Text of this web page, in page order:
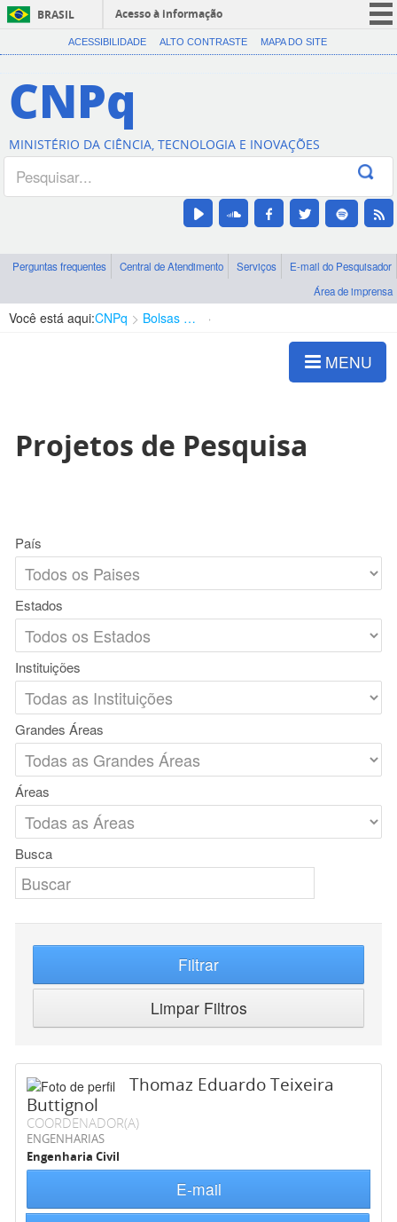
BRASIL
Acesso à informação
CORONAVÍRUS (COVID-19)
Canais
ACESSIBILIDADE ALTO CONTRASTE MAPA DO SITE
CNPq
MINISTÉRIO DA CIÊNCIA, TECNOLOGIA E INOVAÇÕES
Perguntas frequentes Central de Atendimento Serviços
E-mail do Pesquisador
Área de imprensa
Você está aqui:CNPq Bolsas e Auxílios Vigentes
MENU
Projetos de Pesquisa
País
Estados
Instituições
Grandes Áreas
Áreas
Busca
Filtrar
Limpar Filtros
Thomaz Eduardo Teixeira
Buttignol
COORDENADOR(A)
ENGENHARIAS
Engenharia Civil
E-mail